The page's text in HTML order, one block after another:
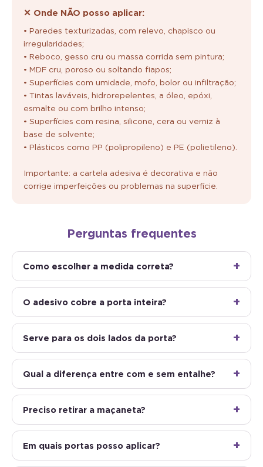
✕ Onde NÃO posso aplicar:
• Paredes texturizadas, com relevo, chapisco ou
irregularidades;
• Reboco, gesso cru ou massa corrida sem pintura;
• MDF cru, poroso ou soltando fiapos;
• Superfícies com umidade, mofo, bolor ou infiltração;
• Tintas laváveis, hidrorepelentes, a óleo, epóxi,
esmalte ou com brilho intenso;
• Superfícies com resina, silicone, cera ou verniz à
base de solvente;
• Plásticos como PP (polipropileno) e PE (polietileno).
Importante: a cartela adesiva é decorativa e não
corrige imperfeições ou problemas na superfície.
Perguntas frequentes
Como escolher a medida correta?
O adesivo cobre a porta inteira?
Serve para os dois lados da porta?
Qual a diferença entre com e sem entalhe?
Preciso retirar a maçaneta?
Em quais portas posso aplicar?